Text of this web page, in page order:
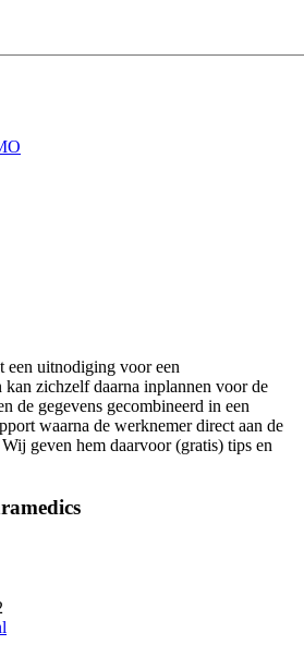
uitnodiging voor een
kan zichzelf daarna inplannen voor de
de gegevens gecombineerd in een
waarna de werknemer direct aan de
geven hem daarvoor (gratis) tips en